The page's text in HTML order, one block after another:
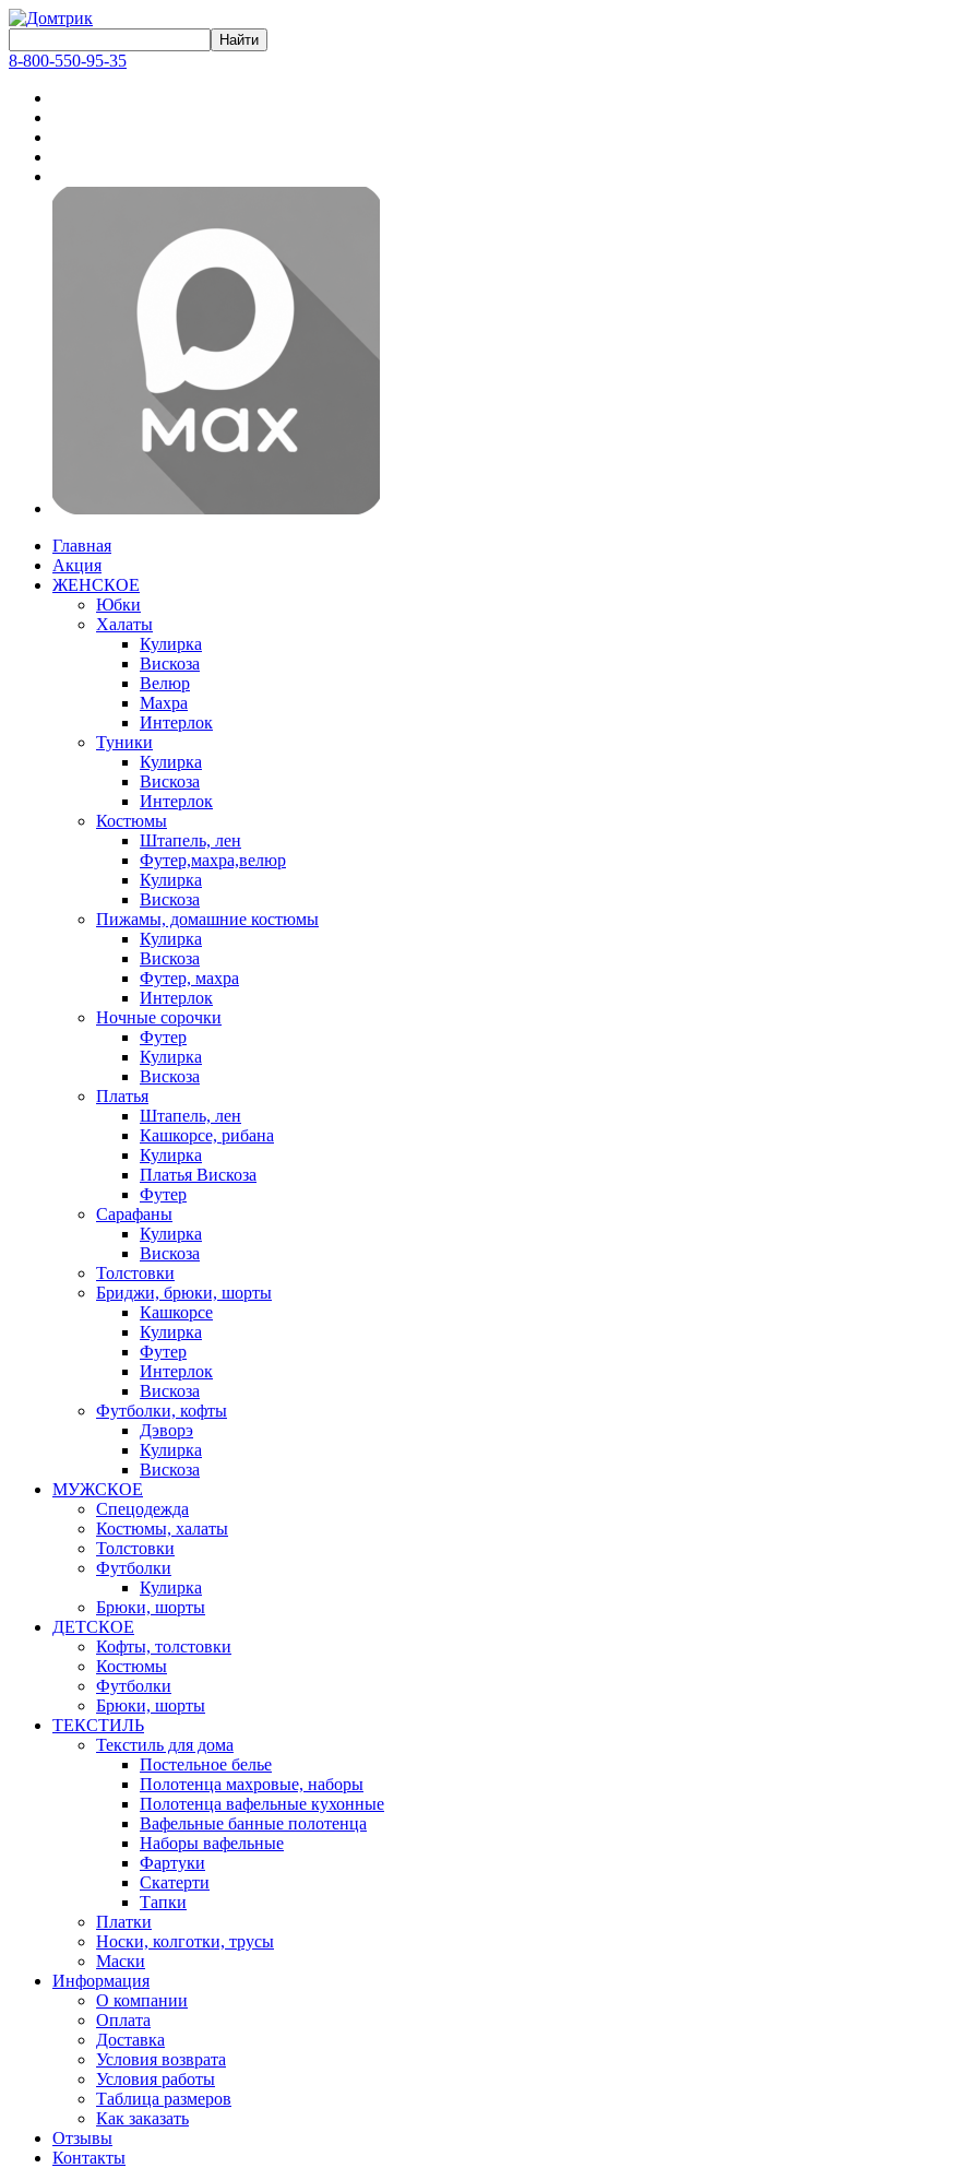
8-800-550-95-35
Главная
Акция
ЖЕНСКОЕ
Юбки
Халаты
Кулирка
Вискоза
Велюр
Махра
Интерлок
Туники
Кулирка
Вискоза
Интерлок
Костюмы
Штапель, лен
Футер,махра,велюр
Кулирка
Вискоза
Пижамы, домашние костюмы
Кулирка
Вискоза
Футер, махра
Интерлок
Ночные сорочки
Футер
Кулирка
Вискоза
Платья
Штапель, лен
Кашкорсе, рибана
Кулирка
Платья Вискоза
Футер
Сарафаны
Кулирка
Вискоза
Толстовки
Бриджи, брюки, шорты
Кашкорсе
Кулирка
Футер
Интерлок
Вискоза
Футболки, кофты
Дэворэ
Кулирка
Вискоза
МУЖСКОЕ
Спецодежда
Костюмы, халаты
Толстовки
Футболки
Кулирка
Брюки, шорты
ДЕТСКОЕ
Кофты, толстовки
Костюмы
Футболки
Брюки, шорты
ТЕКСТИЛЬ
Текстиль для дома
Постельное белье
Полотенца махровые, наборы
Полотенца вафельные кухонные
Вафельные банные полотенца
Наборы вафельные
Фартуки
Скатерти
Тапки
Платки
Носки, колготки, трусы
Маски
Информация
О компании
Оплата
Доставка
Условия возврата
Условия работы
Таблица размеров
Как заказать
Отзывы
Контакты